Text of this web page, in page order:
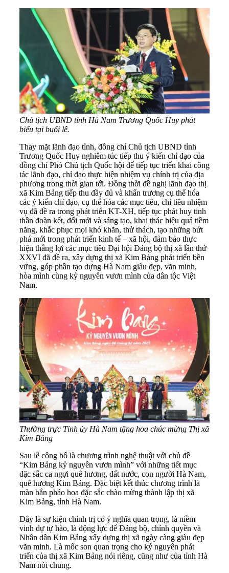
Chủ tịch UBND tỉnh Hà Nam Trương Quốc Huy phát
biểu tại buổi lễ.
Thay mặt lãnh đạo tỉnh, đồng chí Chủ tịch UBND tỉnh
Trương Quốc Huy nghiêm túc tiếp thu ý kiến chỉ đạo của
đồng chí Phó Chủ tịch Quốc hội để tiếp tục triển khai công
tác lãnh đạo, chỉ đạo thực hiện nhiệm vụ chính trị của địa
phương trong thời gian tới. Đồng thời đề nghị lãnh đạo thị
xã Kim Bảng tiếp thu đầy đủ và khẩn trương cụ thể hóa
các ý kiến chỉ đạo, cụ thể hóa các mục tiêu, chỉ tiêu nhiệm
vụ đã đề ra trong phát triển KT-XH, tiếp tục phát huy tinh
thần đoàn kết, đổi mới và sáng tạo, khai thác hiệu quả tiềm
năng, khắc phục mọi khó khăn, thử thách, tạo những bứt
phá mới trong phát triển kinh tế – xã hội, đảm bảo thực
hiện thắng lợi các mục tiêu Đại hội Đảng bộ thị xã lần thứ
XXVI đã đề ra, xây dựng thị xã Kim Bảng phát triển bền
vững, góp phần tạo dựng Hà Nam giàu đẹp, văn minh,
hòa mình cùng kỷ nguyên vươn mình của dân tộc Việt
Nam.
Thường trực Tỉnh ủy Hà Nam tặng hoa chúc mừng Thị xã
Kim Bảng
Sau lễ công bố là chương trình nghệ thuật với chủ đề
“Kim Bảng kỷ nguyên vươn mình” với những tiết mục
đặc sắc ca ngợi quê hương, đất nước, con người Hà Nam,
quê hương Kim Bảng. Đặc biệt kết thúc chương trình là
màn bắn pháo hoa đặc sắc chào mừng thành lập thị xã
Kim Bảng, tỉnh Hà Nam.
Đây là sự kiện chính trị có ý nghĩa quan trọng, là niềm
vinh dự tự hào, là động lực để Đảng bộ, chính quyền và
Nhân dân Kim Bảng xây dựng thị xã ngày càng giàu đẹp
văn minh. Là mốc son quan trọng cho kỷ nguyên phát
triển của thị xã Kim Bảng nói riêng, cũng như của tỉnh Hà
Nam nói chung.